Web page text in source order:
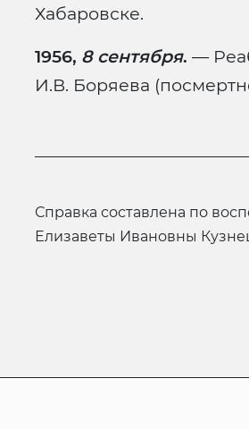
Хабаровске.
1956, 8 сентября. —
И.В. Боряева
Справка составлена по воспоминаниям
Елизаветы Ивановны